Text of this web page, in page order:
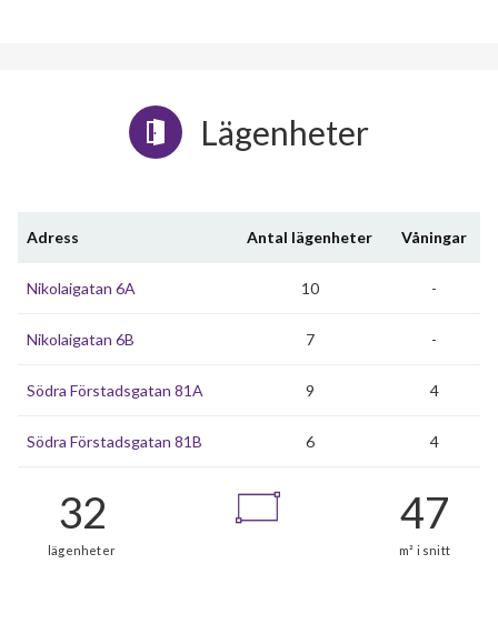
Lägenheter
Adress Antal lägenheter Våningar
Nikolaigatan 6A 10 -
Nikolaigatan 6B 7 -
Södra Förstadsgatan 81A 9 4
Södra Förstadsgatan 81B 6 4